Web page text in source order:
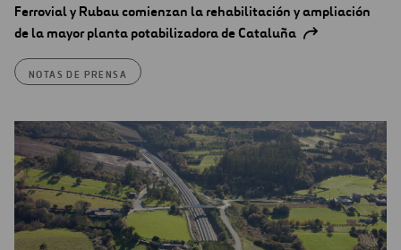
Ferrovial y Rubau comienzan la rehabilitación y ampliación
de la mayor planta potabilizadora de Cataluña
NOTAS DE PRENSA